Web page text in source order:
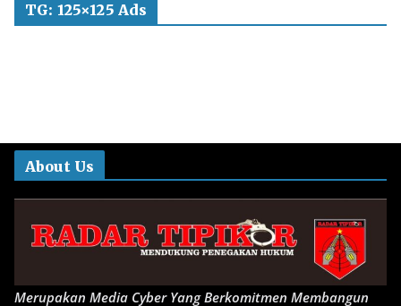
TG: 125×125 Ads
About Us
Merupakan Media Cyber Yang Berkomitmen Membangun